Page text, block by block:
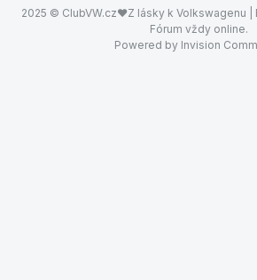
2025 © ClubVW.cz❤Z lásky k Volkswagenu |
Fórum vždy online.
Powered by Invision